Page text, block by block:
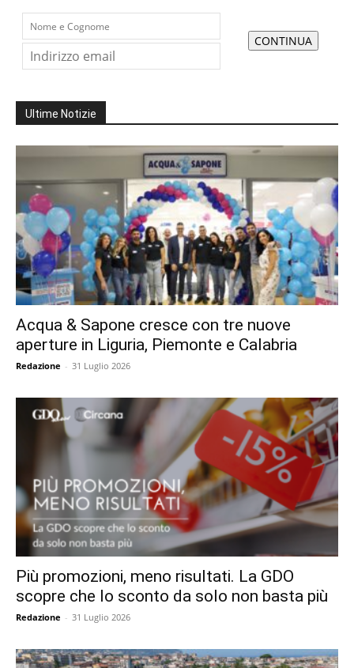
Ultime Notizie
Acqua & Sapone cresce con tre nuove
aperture in Liguria, Piemonte e Calabria
Redazione - 31 Luglio 2026
Più promozioni, meno risultati. La GDO
scopre che lo sconto da solo non basta più
Redazione - 31 Luglio 2026